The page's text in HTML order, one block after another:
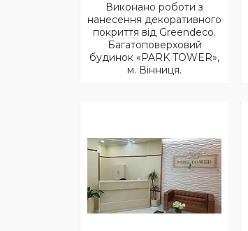
Виконано роботи з
нанесення декоративного
покриття від Greendeco.
Багатоповерховий
будинок «PARK TOWER»,
м. Вінниця.